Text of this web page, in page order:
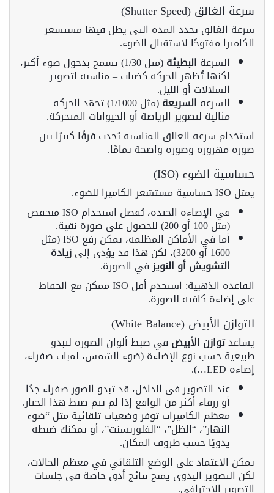
سرعة الغالق (Shutter Speed)
سرعة الغالق تحدد المدة التي يظل فيها مستشعر
الكاميرا مفتوحًا لاستقبال الضوء.
السرعة البطيئة (مثل 1/30) تسمح بدخول ضوء أكثر،
لكنها تُظهر الحركة كضباب – مناسبة لتصوير
الشلالات أو الليل.
السرعة السريعة (مثل 1/1000) تجمّد الحركة –
مثالية لتصوير الرياضة أو الحيوانات المتحركة.
استخدام سرعة الغالق المناسبة يُحدث فرقًا كبيرًا بين
صورة مهزوزة وصورة واضحة تمامًا.
حساسية الضوء (ISO)
يمثل ISO حساسية مستشعر الكاميرا للضوء.
في الإضاءة الجيدة، يُفضل استخدام ISO منخفض
(مثل 100 أو 200) للحصول على صورة نقية.
أما في الأماكن المظلمة، يمكن رفع ISO (مثل
1600 أو 3200)، لكن هذا قد يؤدي إلى زيادة
التشويش أو النويزفي الصورة.
القاعدة الذهبية: استخدم أقل ISO ممكن مع الحفاظ
على إضاءة كافية للصورة.
التوازن الأبيض (White Balance)
يساعدتوازن الأبيض في ضبط ألوان الصورة لتبدو
طبيعية حسب نوع الإضاءة (ضوء الشمس، لمبات صفراء،
إضاءة LED…).
عند التصوير في الداخل، قد تبدو الصور صفراء جدًا
أو زرقاء أكثر من الواقع إذا لم يتم ضبط هذا الخيار.
معظم الكاميرات توفر وضعيات تلقائية مثل “ضوء
النهار”، “الظل”، “الفلوريسنت”، أو يمكنك ضبطه
يدويًا حسب ظروف المكان.
يمكن الاعتماد على الوضع التلقائي في معظم الحالات،
لكن التصوير اليدوي يمنح نتائج أدق خاصة في جلسات
التصوير الاحترافي.